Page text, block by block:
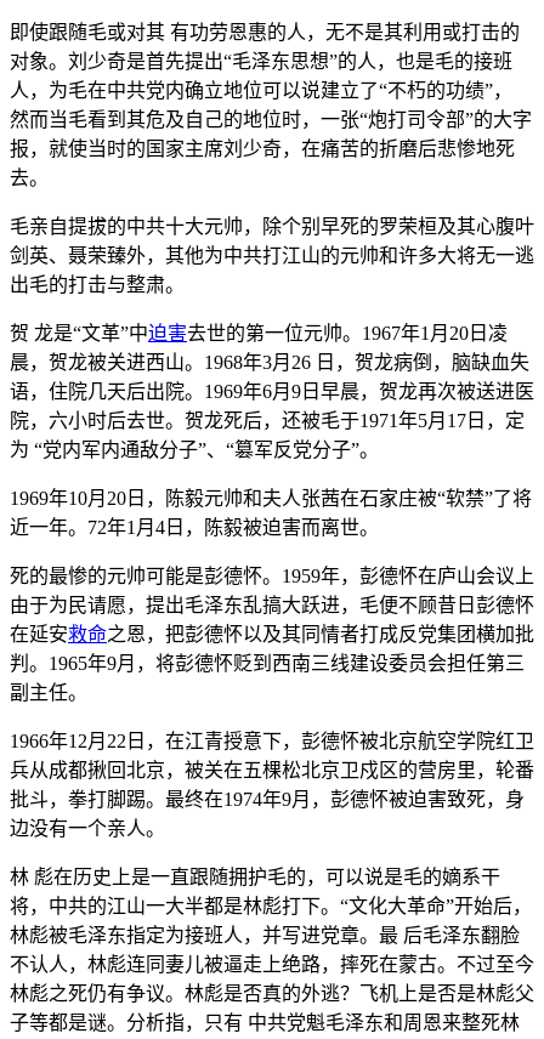
即使跟随毛或对其 有功劳恩惠的人，无不是其利用或打击的
对象。刘少奇是首先提出“毛泽东思想”的人，也是毛的接班
人，为毛在中共党内确立地位可以说建立了“不朽的功绩”，
然而当毛看到其危及自己的地位时，一张“炮打司令部”的大字
报，就使当时的国家主席刘少奇，在痛苦的折磨后悲惨地死
去。
毛亲自提拔的中共十大元帅，除个别早死的罗荣桓及其心腹叶
剑英、聂荣臻外，其他为中共打江山的元帅和许多大将无一逃
出毛的打击与整肃。
贺 龙是“文革”中迫害去世的第一位元帅。1967年1月20日凌
晨，贺龙被关进西山。1968年3月26 日，贺龙病倒，脑缺血失
语，住院几天后出院。1969年6月9日早晨，贺龙再次被送进医
院，六小时后去世。贺龙死后，还被毛于1971年5月17日，定
为 “党内军内通敌分子”、“篡军反党分子”。
1969年10月20日，陈毅元帅和夫人张茜在石家庄被“软禁”了将
近一年。72年1月4日，陈毅被迫害而离世。
死的最惨的元帅可能是彭德怀。1959年，彭德怀在庐山会议上
由于为民请愿，提出毛泽东乱搞大跃进，毛便不顾昔日彭德怀
在延安救命之恩，把彭德怀以及其同情者打成反党集团横加批
判。1965年9月，将彭德怀贬到西南三线建设委员会担任第三
副主任。
1966年12月22日，在江青授意下，彭德怀被北京航空学院红卫
兵从成都揪回北京，被关在五棵松北京卫戍区的营房里，轮番
批斗，拳打脚踢。最终在1974年9月，彭德怀被迫害致死，身
边没有一个亲人。
林 彪在历史上是一直跟随拥护毛的，可以说是毛的嫡系干
将，中共的江山一大半都是林彪打下。“文化大革命”开始后，
林彪被毛泽东指定为接班人，并写进党章。最 后毛泽东翻脸
不认人，林彪连同妻儿被逼走上绝路，摔死在蒙古。不过至今
林彪之死仍有争议。林彪是否真的外逃？飞机上是否是林彪父
子等都是谜。分析指，只有 中共党魁毛泽东和周恩来整死林